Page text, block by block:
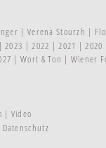
Verena Stourzh
2023 2022 2021
2020
Wort & Ton
Wiener
Video
Datenschutz